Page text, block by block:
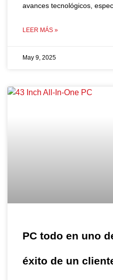
avances tecnológicos,
LEER MÁS »
May 9, 2025
PC todo en uno
éxito de un